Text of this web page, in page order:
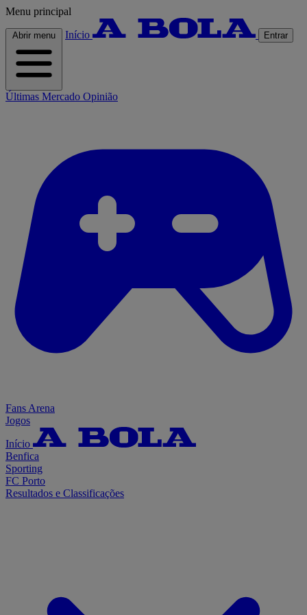
Menu principal
Abrir menu Início Entrar
Últimas Mercado Opinião
Fans Arena
Jogos
Início
Benfica
Sporting
FC Porto
Resultados e Classificações